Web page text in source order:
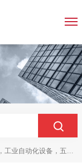
产品，电线电缆，金属材料，电子